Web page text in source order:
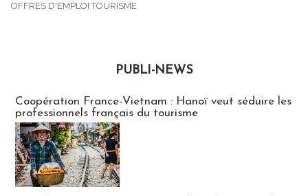
OFFRES D'EMPLOI TOURISME
PUBLI-NEWS
Coopération France-Vietnam : Hanoï veut séduire les
professionnels français du tourisme